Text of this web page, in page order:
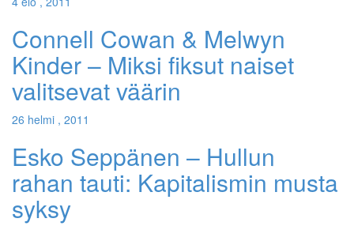
Connell Cowan & Melwyn
Kinder – Miksi fiksut naiset
valitsevat väärin
26 helmi , 2011
Esko Seppänen – Hullun
rahan tauti: Kapitalismin musta
syksy